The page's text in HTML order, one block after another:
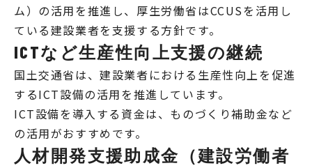
ム）の活用を推進し、厚生労働省はCCUSを活用し
ている建設業者を支援する方針です。
ICTなど生産性向上支援の継続
国土交通省は、建設業者における生産性向上を促進
するICT設備の活用を推進しています。
ICT設備を導入する資金は、ものづくり補助金など
の活用がおすすめです。
人材開発支援助成金（建設労働者